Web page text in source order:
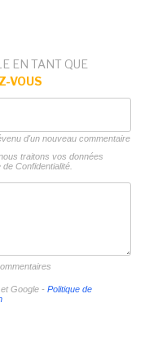
EN TANT QUE
VOUS
d'un nouveau commentaire
traitons vos données
de Confidentialité.
Google - Politique de